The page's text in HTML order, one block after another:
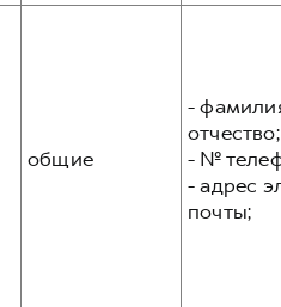
общие
-
отчество;
- №
- адрес
почты;